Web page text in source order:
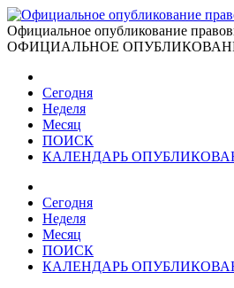
Официальное опубликование
ОФИЦИАЛЬНОЕ
Сегодня
Неделя
Месяц
ПОИСК
КАЛЕНДАРЬ
Сегодня
Неделя
Месяц
ПОИСК
КАЛЕНДАРЬ